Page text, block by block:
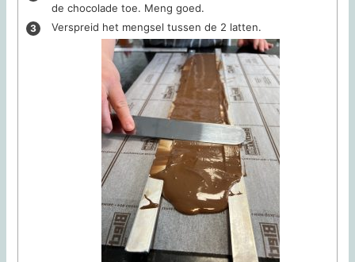
de chocolade toe. Meng goed.
Verspreid het mengsel tussen de 2 latten.